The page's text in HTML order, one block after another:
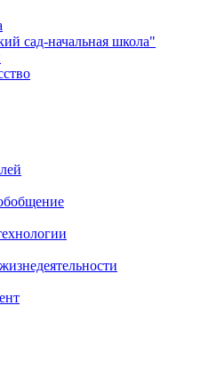
сад-начальная школа"